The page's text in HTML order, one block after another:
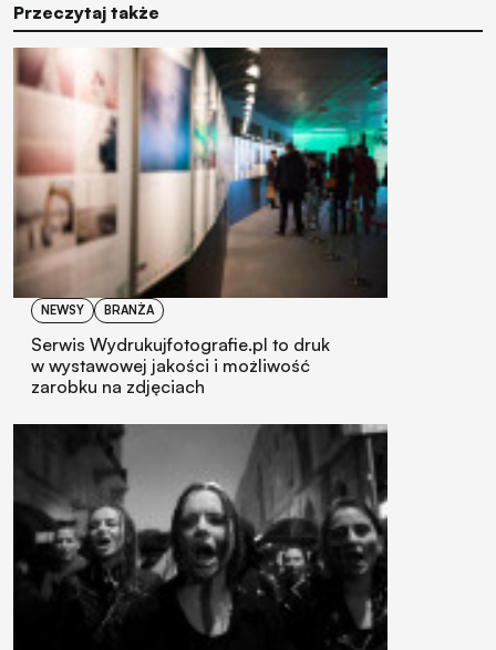
Przeczytaj także
NEWSY BRANŻA
Serwis Wydrukujfotografie.pl to druk
w wystawowej jakości i możliwość
zarobku na zdjęciach